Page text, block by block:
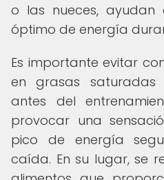
o las nueces, ayudan
óptimo de energía
Es importante evitar
en grasas saturadas
antes del
provocar una
pico de energía
caída. En su lugar, se